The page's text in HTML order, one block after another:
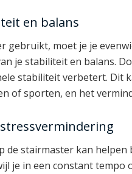
en balans
gebruikt, moet je je
je stabiliteit en balans.
stabiliteit verbetert. Dit
of sporten, en het
de stairmaster kan
je in een constant tempo